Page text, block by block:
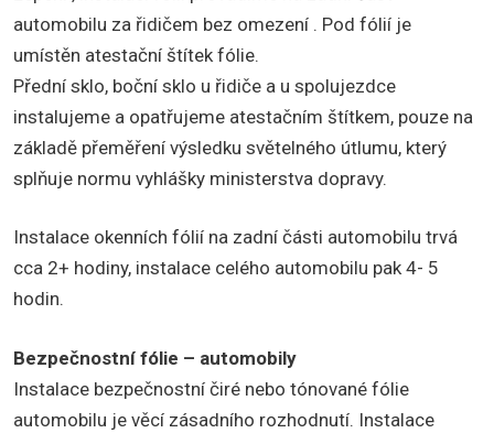
automobilu za řidičem bez omezení . Pod fólií je
umístěn atestační štítek fólie.
Přední sklo, boční sklo u řidiče a u spolujezdce
instalujeme a opatřujeme atestačním štítkem, pouze na
základě přeměření výsledku světelného útlumu, který
splňuje normu vyhlášky ministerstva dopravy.
Instalace okenních fólií na zadní části automobilu trvá
cca 2+ hodiny, instalace celého automobilu pak 4- 5
hodin.
Bezpečnostní fólie – automobily
Instalace bezpečnostní čiré nebo tónované fólie
automobilu je věcí zásadního rozhodnutí. Instalace